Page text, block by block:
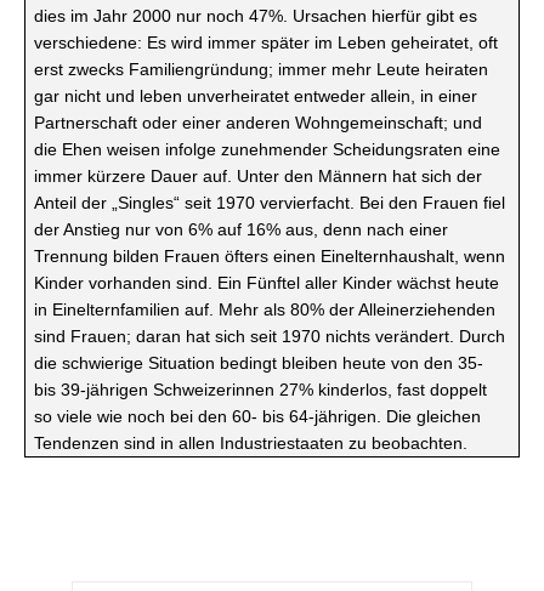
dies im Jahr 2000 nur noch 47%. Ursachen hierfür gibt es
verschiedene: Es wird immer später im Leben geheiratet, oft
erst zwecks Familiengründung; immer mehr Leute heiraten
gar nicht und leben unverheiratet entweder allein, in einer
Partnerschaft oder einer anderen Wohngemeinschaft; und
die Ehen weisen infolge zunehmender Scheidungsraten eine
immer kürzere Dauer auf. Unter den Männern hat sich der
Anteil der „Singles“ seit 1970 vervierfacht. Bei den Frauen fiel
der Anstieg nur von 6% auf 16% aus, denn nach einer
Trennung bilden Frauen öfters einen Einelternhaushalt, wenn
Kinder vorhanden sind. Ein Fünftel aller Kinder wächst heute
in Einelternfamilien auf. Mehr als 80% derAlleinerziehenden
sind Frauen; daran hat sich seit 1970 nichts verändert. Durch
die schwierige Situation bedingt bleiben heute von den 35-
bis 39-jährigen Schweizerinnen 27% kinderlos, fast doppelt
so viele wie noch bei den 60- bis 64-jährigen. Die gleichen
Tendenzen sind in allen Industriestaaten zu beobachten.